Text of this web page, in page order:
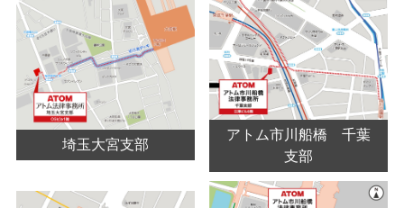
埼玉大宮支部
アトム市川船橋 千葉
支部